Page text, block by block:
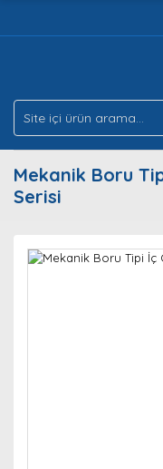
Mekanik Boru
Serisi